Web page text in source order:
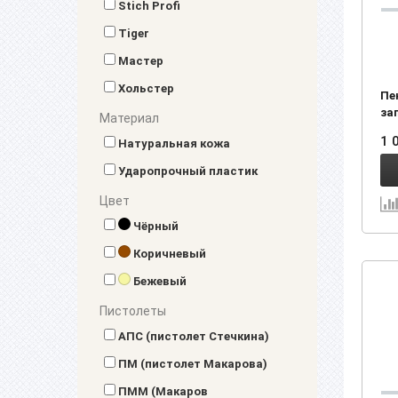
Stich Profi
Tiger
Мастер
Хольстер
Материал
Натуральная кожа
Ударопрочный пластик
Цвет
Чёрный
Коричневый
Бежевый
Пистолеты
АПС (пистолет Стечкина)
ПМ (пистолет Макарова)
ПММ (Макаров
1